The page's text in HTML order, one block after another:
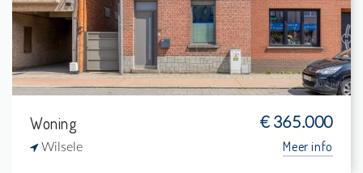
1
151 m²
Woning € 365.000
Wilsele Meer info